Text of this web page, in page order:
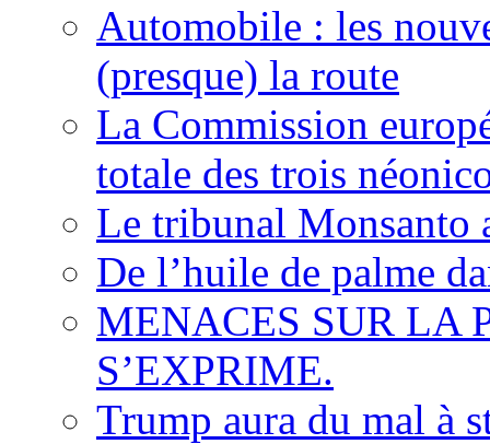
Automobile : les
(presque) la route
La Commission
totale des trois
Le tribunal Monsanto
De l’huile de palme
MENACES SUR LA
S’EXPRIME.
Trump aura du mal à